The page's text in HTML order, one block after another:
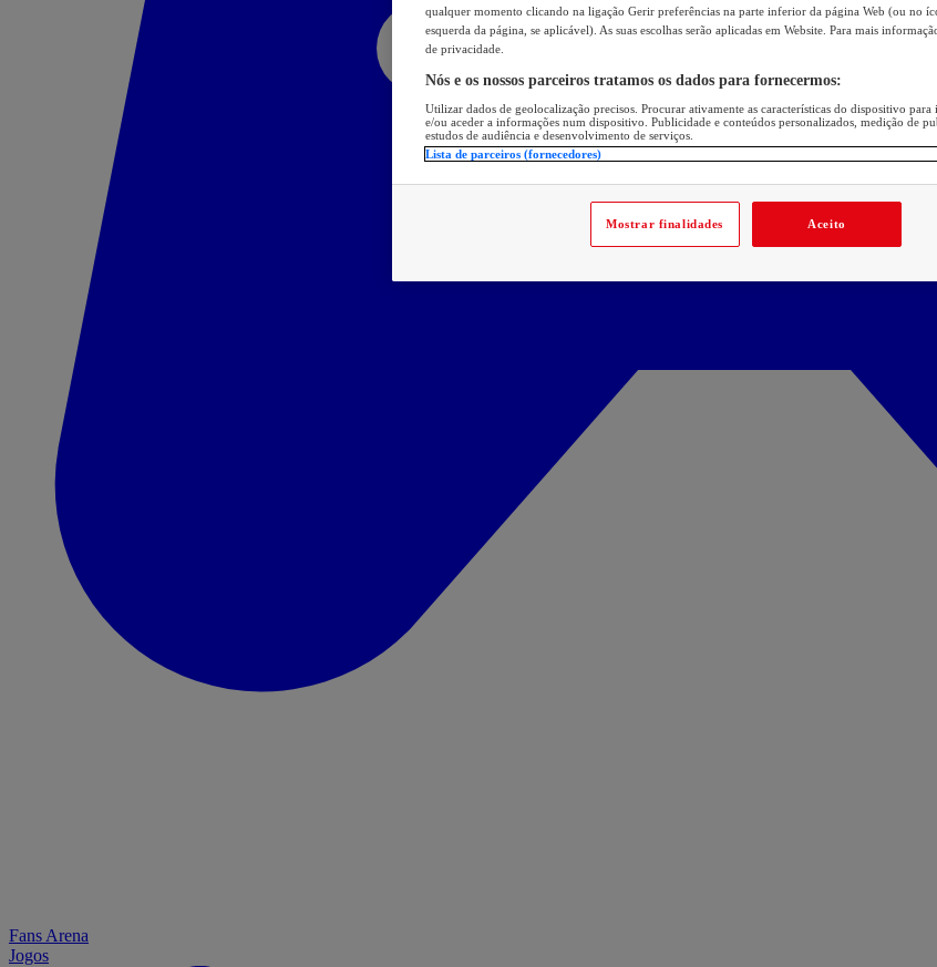
Fans Arena
Jogos
qualquer momento clicando na ligação Gerir preferências na parte inferior da página Web (ou no
esquerda da página, se aplicável). As suas escolhas serão aplicadas em Website. Para mais
de privacidade.
Nós e os nossos parceiros tratamos os dados para fornecermos:
Utilizar dados de geolocalização precisos. Procurar ativamente as características do dispositivo
e/ou aceder a informações num dispositivo. Publicidade e conteúdos personalizados, medição de
estudos de audiência e desenvolvimento de serviços.
Lista de parceiros (fornecedores)
Mostrar finalidades Aceito